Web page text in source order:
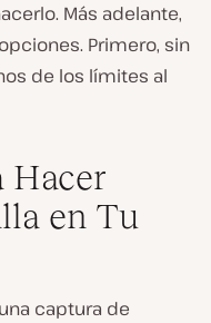
Más adelante,
Primero, sin
de los límites al
Hacer
en Tu
captura de